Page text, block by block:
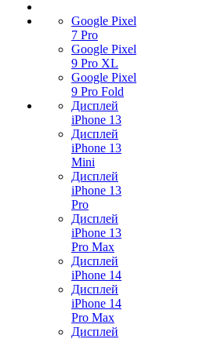
Google Pixel
7 Pro
Google Pixel
9 Pro XL
Google Pixel
9 Pro Fold
Дисплей
iPhone 13
Дисплей
iPhone 13
Mini
Дисплей
iPhone 13
Pro
Дисплей
iPhone 13
Pro Max
Дисплей
iPhone 14
Дисплей
iPhone 14
Pro Max
Дисплей